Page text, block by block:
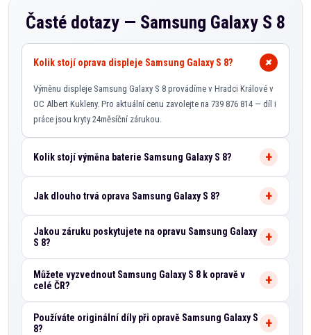
Časté dotazy — Samsung Galaxy S 8
Kolik stojí oprava displeje Samsung Galaxy S 8?
Výměnu displeje Samsung Galaxy S 8 provádíme v Hradci Králové v
OC Albert Kukleny. Pro aktuální cenu zavolejte na 739 876 814 — díl i
práce jsou kryty 24měsíční zárukou.
Kolik stojí výměna baterie Samsung Galaxy S 8?
Jak dlouho trvá oprava Samsung Galaxy S 8?
Jakou záruku poskytujete na opravu Samsung Galaxy
S 8?
Můžete vyzvednout Samsung Galaxy S 8 k opravě v
celé ČR?
Používáte originální díly při opravě Samsung Galaxy S
8?